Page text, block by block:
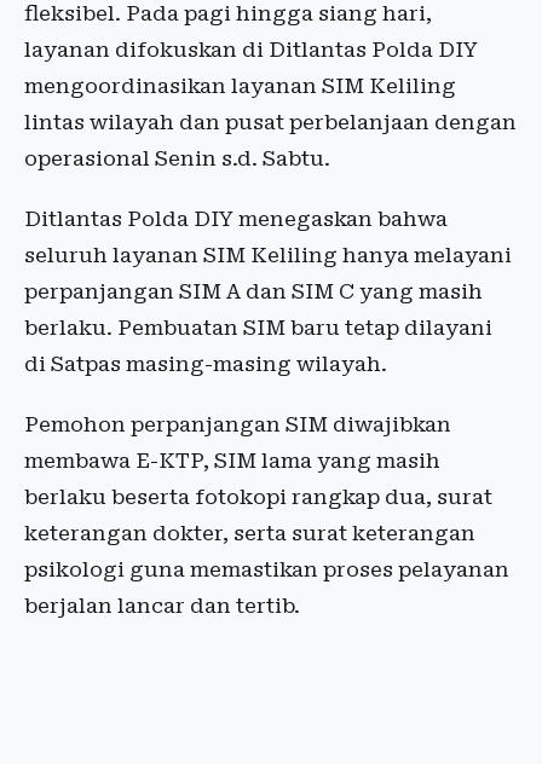
fleksibel. Pada pagi hingga siang hari,
layanan difokuskan di Ditlantas Polda DIY
mengoordinasikan layanan SIM Keliling
lintas wilayah dan pusat perbelanjaan dengan
operasional Senin s.d. Sabtu.
Ditlantas Polda DIY menegaskan bahwa
seluruh layanan SIM Keliling hanya melayani
perpanjangan SIM A dan SIM C yang masih
berlaku. Pembuatan SIM baru tetap dilayani
di Satpas masing-masing wilayah.
Pemohon perpanjangan SIM diwajibkan
membawa E-KTP, SIM lama yang masih
berlaku beserta fotokopi rangkap dua, surat
keterangan dokter, serta surat keterangan
psikologi guna memastikan proses pelayanan
berjalan lancar dan tertib.